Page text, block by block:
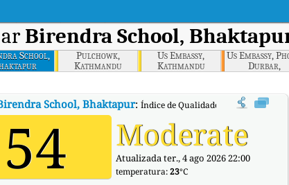
Birendra School,
School,
Pulchowk,
Kathmandu
Us Embassy,
Kathmandu
Us Embassy,
Durbar,
Kathmandu
School, Bhaktapur: Índice de Qualidade do Ar (IQA) em
54 Moderate
Atualizada ter., 4 ago 2026 22:00
temperatura:23°C